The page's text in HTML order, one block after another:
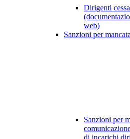
Dirigenti
web)
Sanzioni per
Sanzioni per